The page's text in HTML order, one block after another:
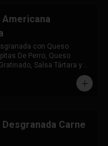
con Queso
De Perro, Queso
Salsa Tártara y
Carne